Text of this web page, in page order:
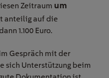
Zeitraum um
anteilig auf die
1.100 Euro.
Gespräch mit der
sich Unterstützung beim